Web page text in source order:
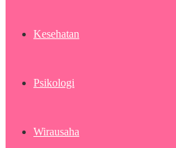
Kesehatan
Psikologi
Wirausaha